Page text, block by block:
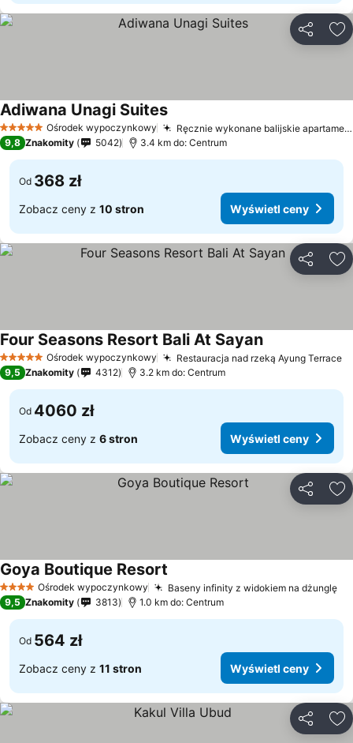
5 KategoriaOśrodek wypoczynkowy Ręcznie wykonane balijskie apartamenty
Adiwana Unagi Suites
9,8 Znakomity 5042 3.4 km do: Centrum
Od 368 zł
Zobacz ceny z 10 stron Wyświetl ceny
5 KategoriaOśrodek wypoczynkowy Restauracja nad rzeką Ayung Terrace
Four Seasons Resort Bali At Sayan
9,5 Znakomity 4312 3.2 km do: Centrum
Od 4060 zł
Zobacz ceny z 6 stron Wyświetl ceny
4 KategoriaOśrodek wypoczynkowy Baseny infinity z widokiem na dżunglę
Goya Boutique Resort
9,5 Znakomity 3813 1.0 km do: Centrum
Od 564 zł
Zobacz ceny z 11 stron Wyświetl ceny